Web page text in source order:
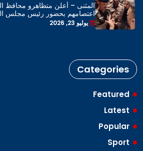
المثنى – أعلن متظاهرو محافظ
اعتصامهم بحضور رئيس مجلس
يوليو 23, 2026
Categories
Featured
Latest
Popular
Sport